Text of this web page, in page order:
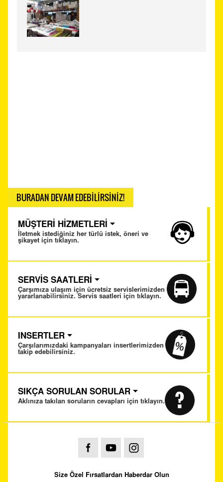
BURADAN DEVAM EDEBİLİRSİNİZ!
MÜŞTERİ HİZMETLERİ
İletmek istediğiniz her türlü istek, öneri ve
şikayet için tıklayın.
SERVİS SAATLERİ
Çarşımıza ulaşım için ücretsiz servislerimizden
yararlanabilirsiniz. Servis saatleri için tıklayın.
INSERTLER
Çarşılarımızdaki kampanyaları insertlerimizden
takip edebilirsiniz.
SIKÇA SORULAN SORULAR
Aklınıza takılan soruların cevapları için tıklayın.
Size Özel Fırsatlardan Haberdar Olun